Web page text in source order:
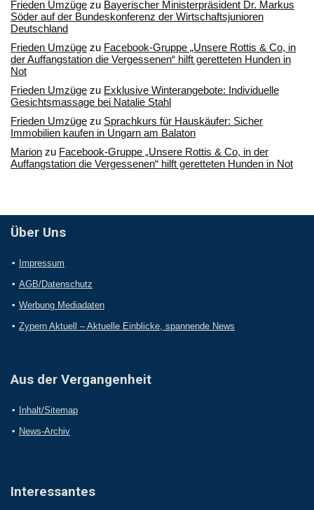
Frieden Umzüge zu Bayerischer Ministerpräsident Dr. Markus
Söder auf der Bundeskonferenz der Wirtschaftsjunioren
Deutschland
Frieden Umzüge zu Facebook-Gruppe „Unsere Rottis & Co, in
der Auffangstation die Vergessenen“ hilft geretteten Hunden in
Not
Frieden Umzüge zu Exklusive Winterangebote: Individuelle
Gesichtsmassage bei Natalie Stahl
Frieden Umzüge zu Sprachkurs für Hauskäufer: Sicher
Immobilien kaufen in Ungarn am Balaton
Marion zu Facebook-Gruppe „Unsere Rottis & Co, in der
Auffangstation die Vergessenen“ hilft geretteten Hunden in Not
Über Uns
Impressum
AGB/Datenschutz
Werbung Mediadaten
Zypern Aktuell – Aktuelle Einblicke, spannende News
Aus der Vergangenheit
Inhalt/Sitemap
News-Archiv
Interessantes